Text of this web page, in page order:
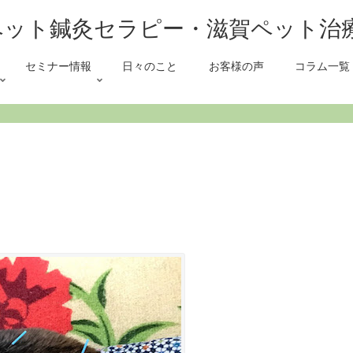
セミナー情報 日々のこと お客様の声 コラム一覧